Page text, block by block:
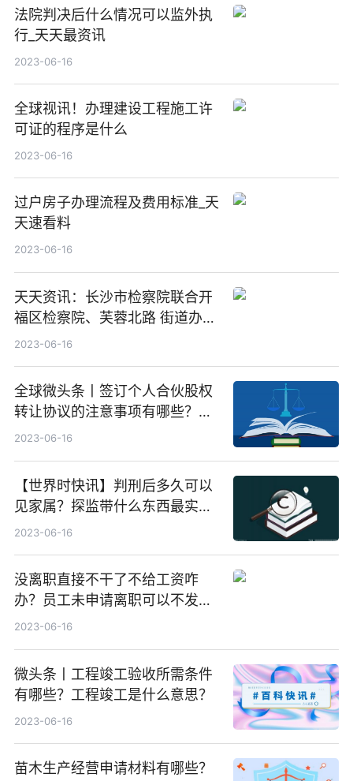
法院判决后什么情况可以监外执
行_天天最资讯
2023-06-16
全球视讯！办理建设工程施工许
可证的程序是什么
2023-06-16
过户房子办理流程及费用标准_天
天速看料
2023-06-16
天天资讯：长沙市检察院联合开
福区检察院、芙蓉北路 街道办事
处开展防范非法集资宣传活动
2023-06-16
全球微头条丨签订个人合伙股权
转让协议的注意事项有哪些？股
权转让协议何时生效？
2023-06-16
【世界时快讯】判刑后多久可以
见家属？探监带什么东西最实
用？
2023-06-16
没离职直接不干了不给工资咋
办？员工未申请离职可以不发工
资吗？
2023-06-16
微头条丨工程竣工验收所需条件
有哪些？工程竣工是什么意思？
2023-06-16
苗木生产经营申请材料有哪些？